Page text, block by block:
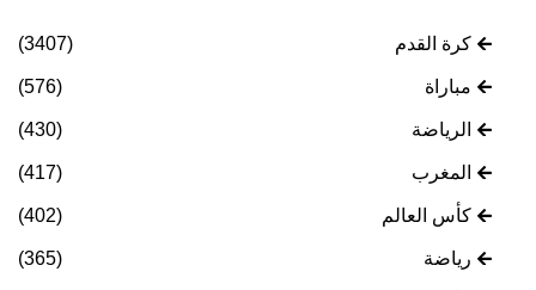
كرة القدم (3407)
مباراة (576)
الرياضة (430)
المغرب (417)
كأس العالم (402)
رياضة (365)